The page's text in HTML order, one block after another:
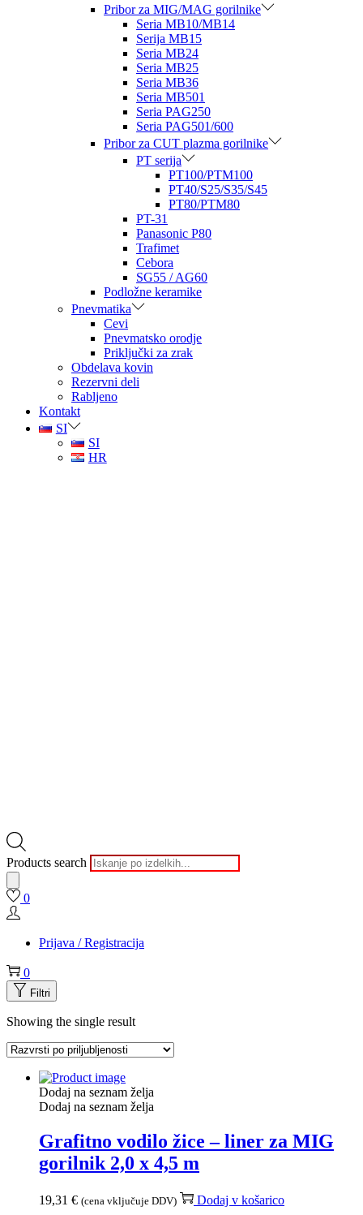
Pribor za MIG/MAG gorilnike
Seria MB10/MB14
Serija MB15
Seria MB24
Seria MB25
Seria MB36
Seria MB501
Seria PAG250
Seria PAG501/600
Pribor za CUT plazma gorilnike
PT serija
PT100/PTM100
PT40/S25/S35/S45
PT80/PTM80
PT-31
Panasonic P80
Trafimet
Cebora
SG55 / AG60
Podložne keramike
Pnevmatika
Cevi
Pnevmatsko orodje
Priključki za zrak
Obdelava kovin
Rezervni deli
Rabljeno
Kontakt
SI
SI
HR
Products search
0
Prijava / Registracija
0
Filtri
Showing the single result
Dodaj na seznam želja
Dodaj na seznam želja
Grafitno vodilo žice – liner za MIG
gorilnik 2,0 x 4,5 m
19,31 € (cena vključuje DDV) Dodaj v košarico